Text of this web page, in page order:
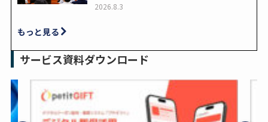
2026.8.3
もっと見る
サービス資料ダウンロード